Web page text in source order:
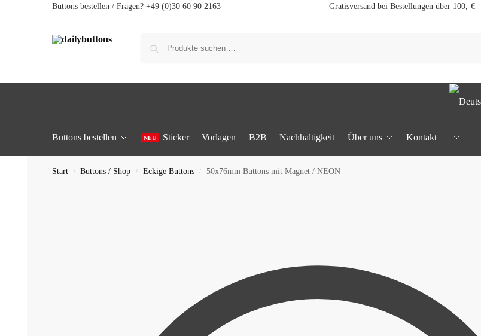
Buttons bestellen / Fragen? +49 (0)30 60 90 2163 Gratisversand bei Bestellungen über 100,-€
Buttons bestellen Sticker Vorlagen B2B Nachhaltigkeit Über uns Kontakt
Start / Buttons / Shop / Eckige Buttons / 50x76mm Buttons mit Magnet / NEON